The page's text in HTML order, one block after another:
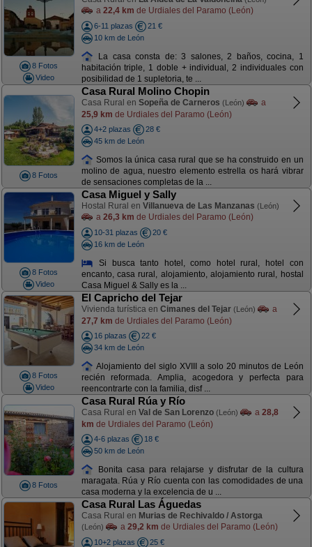
8 Fotos
Video
a 22,4 km de Urdiales del Paramo (León)
6-11 plazas
21 €
10 km de León
La casa consta de: 3 salones, 2 baños, cocina, 1
habitación triple, 1 doble + individual, 2 individuales con
posibilidad de 1 supletoria, te ...
8 Fotos
Casa Rural Molino Chopin
Casa Rural en Sopeña de Carneros (León)
a
25,9 km de Urdiales del Paramo (León)
4+2 plazas
28 €
45 km de León
Somos la única casa rural que se ha construido en un
molino de agua, nuestro elemento estrella os hará vibrar
de sensaciones completas de la ...
8 Fotos
Video
Casa Miguel y Sally
Hostal Rural en Villanueva de Las Manzanas (León)
a 26,3 km de Urdiales del Paramo (León)
10-31 plazas
20 €
16 km de León
Si busca tanto hotel, como hotel rural, hotel con
encanto, casa rural, alojamiento, alojamiento rural, hostal
Casa Miguel & Sally es la ...
8 Fotos
Video
El Capricho del Tejar
Vivienda turística en Cimanes del Tejar (León)
a
27,7 km de Urdiales del Paramo (León)
16 plazas
22 €
34 km de León
Alojamiento del siglo XVIII a solo 20 minutos de León
recién reformada. Amplia, acogedora y perfecta para
reencontrarte con la familia, disf ...
8 Fotos
Casa Rural Rúa y Río
Casa Rural en Val de San Lorenzo (León) a 28,8
km de Urdiales del Paramo (León)
4-6 plazas
18 €
50 km de León
Bonita casa para relajarse y disfrutar de la cultura
maragata. Rúa y Río cuenta con las comodidades de una
casa moderna y la excelencia de u ...
Casa Rural Las Águedas
Casa Rural en Murias de Rechivaldo / Astorga
(León) a 29,2 km de Urdiales del Paramo (León)
10+2 plazas
25 €